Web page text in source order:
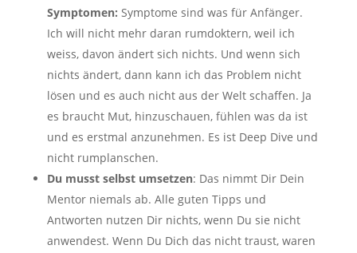
Symptomen: Symptome sind was für Anfänger.
Ich will nicht mehr daran rumdoktern, weil ich
weiss, davon ändert sich nichts. Und wenn sich
nichts ändert, dann kann ich das Problem nicht
lösen und es auch nicht aus der Welt schaffen. Ja
es braucht Mut, hinzuschauen, fühlen was da ist
und es erstmal anzunehmen. Es ist Deep Dive und
nicht rumplanschen.
Du musst selbst umsetzen: Das nimmt Dir Dein
Mentor niemals ab. Alle guten Tipps und
Antworten nutzen Dir nichts, wenn Du sie nicht
anwendest. Wenn Du Dich das nicht traust, waren